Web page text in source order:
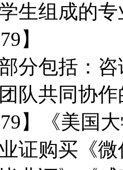
生组成的
】
分包括：
队共同协
】《美国
证购买《微